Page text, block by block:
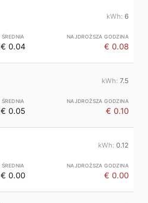
6
€ 0.04 € 0.08
7.5
€ 0.05 € 0.10
0.12
€ 0.00 € 0.00